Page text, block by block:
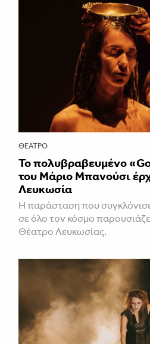
ΘΈΑΤΡΟ
Το πολυβραβευμένο
του Μάριο Μπανούσι
Λευκωσία
Η παράσταση που συγκλόνισε
σε όλο τον κόσμο
Θέατρο Λευκωσίας.